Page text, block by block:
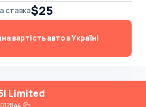
ставка$25
вартість авто в Україні
Limited